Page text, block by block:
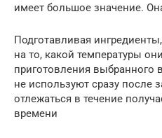
имеет большое значение.
Подготавливая
на то, какой температуры
приготовления выбранного
не используют сразу после
отлежаться в течение
времени